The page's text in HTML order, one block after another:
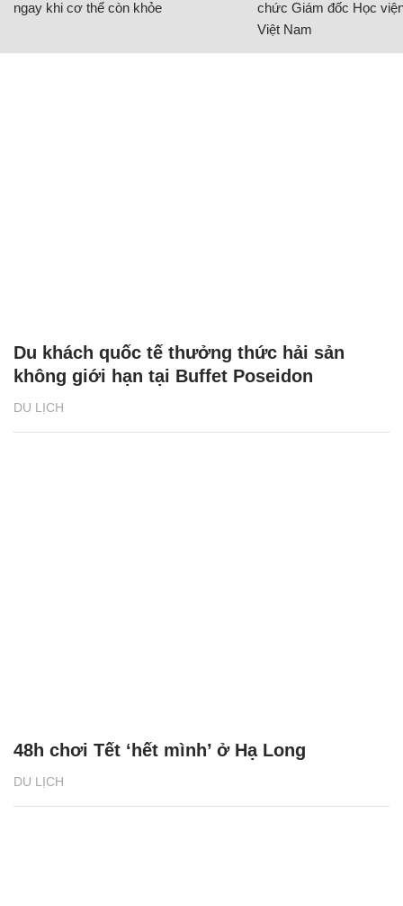
ngay khi cơ thể còn khỏe
chức Giám đốc Học
Việt Nam
DU LỊCH
Du khách quốc tế thưởng thức hải sản
không giới hạn tại Buffet Poseidon
DU LỊCH
48h chơi Tết ‘hết mình’ ở Hạ Long